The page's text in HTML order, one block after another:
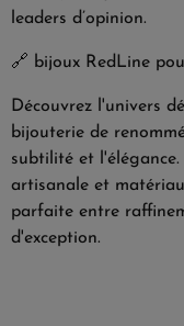
leaders d’opinion.
🔗 bijoux RedLine
Découvrez l'univers
bijouterie de
subtilité et
artisanale et
parfaite entre
d'exception.